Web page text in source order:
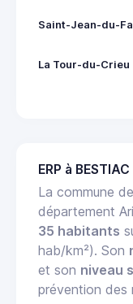
Saint-Jean-du-
La Tour-du-Crieu
ERP à
La commune de
département
35 habitants
hab/km²). Son
et son niveau
prévention des